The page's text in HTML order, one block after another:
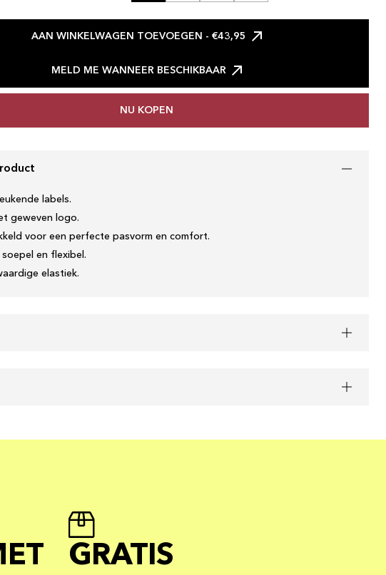
AAN WINKELWAGEN TOEVOEGEN - €43,95
MELD ME WANNEER BESCHIKBAAR
NU KOPEN
labels.
geweven logo.
voor een perfecte pasvorm en comfort.
en flexibel.
elastiek.
GRATIS